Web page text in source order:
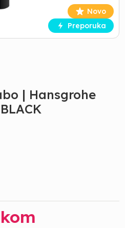
Novo
Preporuka
| Hansgrohe
kom